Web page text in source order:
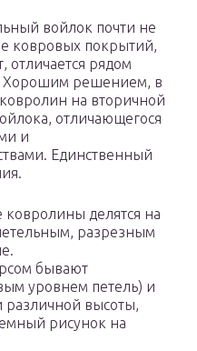
войлок почти не
ковровых покрытий,
отличается рядом
Хорошим решением, в
на вторичной
отличающегося
и
Единственный
делятся на
разрезным
бывают
уровнем петель) и
различной высоты,
рисунок на